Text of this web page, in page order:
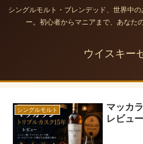
シングルモルト・ブレンデッド、世界中
ー。初心者からマニアまで、あなた
ウイスキー
シングルモルト
マッカ
レビュ